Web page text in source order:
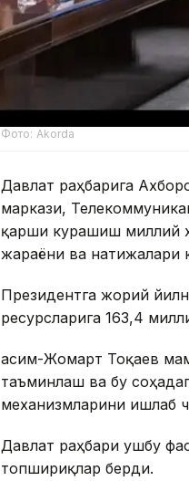
Фото: Akorda
Давлат раҳбарига
маркази,
қарши курашиш миллий
жараёни ва натижалари
Президентга жорий
ресурсларига 163,4
Қасим-Жомарт Тоқаев
таъминлаш ва бу
механизмларини ишлаб
Давлат раҳбари ушбу
топшириқлар берди.